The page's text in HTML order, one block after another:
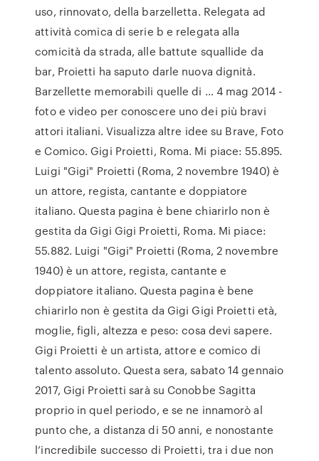
uso, rinnovato, della barzelletta. Relegata ad
attività comica di serie b e relegata alla
comicità da strada, alle battute squallide da
bar, Proietti ha saputo darle nuova dignità.
Barzellette memorabili quelle di … 4 mag 2014 -
foto e video per conoscere uno dei più bravi
attori italiani. Visualizza altre idee su Brave, Foto
e Comico. Gigi Proietti, Roma. Mi piace: 55.895.
Luigi "Gigi" Proietti (Roma, 2 novembre 1940) è
un attore, regista, cantante e doppiatore
italiano. Questa pagina è bene chiarirlo non è
gestita da Gigi Gigi Proietti, Roma. Mi piace:
55.882. Luigi "Gigi" Proietti (Roma, 2 novembre
1940) è un attore, regista, cantante e
doppiatore italiano. Questa pagina è bene
chiarirlo non è gestita da Gigi Gigi Proietti età,
moglie, figli, altezza e peso: cosa devi sapere.
Gigi Proietti è un artista, attore e comico di
talento assoluto. Questa sera, sabato 14 gennaio
2017, Gigi Proietti sarà su Conobbe Sagitta
proprio in quel periodo, e se ne innamorò al
punto che, a distanza di 50 anni, e nonostante
l’incredibile successo di Proietti, tra i due non